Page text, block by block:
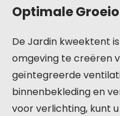
Optimale
De Jardin kweektent
omgeving te creëren
geïntegreerde
binnenbekleding en
voor verlichting, kunt